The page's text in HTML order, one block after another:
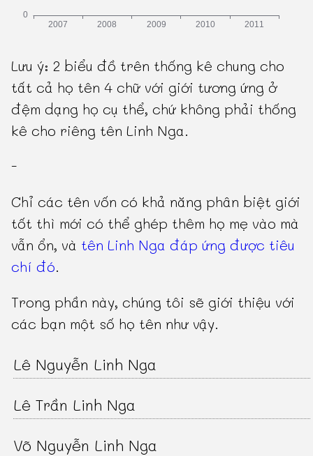
Lưu ý: 2 biểu đồ trên thống kê chung cho
tất cả họ tên 4 chữ với giới tương ứng ở
đệm dạng họ cụ thể, chứ không phải thống
kê cho riêng tên Linh Nga.
-
Chỉ các tên vốn có khả năng phân biệt giới
tốt thì mới có thể ghép thêm họ mẹ vào mà
vẫn ổn, và tên Linh Nga đáp ứng được tiêu
chí đó.
Trong phần này, chúng tôi sẽ giới thiệu với
các bạn một số họ tên như vậy.
Lê Nguyễn Linh Nga
Lê Trần Linh Nga
Võ Nguyễn Linh Nga